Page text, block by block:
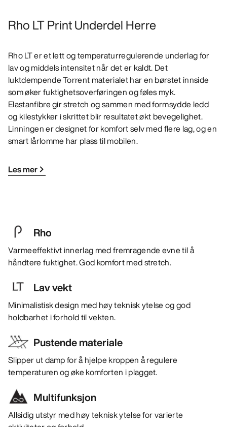
Rho LT Print Underdel Herre
Rho LT er et lett og temperaturregulerende underlag for
lav og middels intensitet når det er kaldt. Det
luktdempende Torrent materialet har en børstet innside
som øker fuktighetsoverføringen og føles myk.
Elastanfibre gir stretch og sammen med formsydde ledd
og kilestykker i skrittet blir resultatet økt bevegelighet.
Linningen er designet for komfort selv med flere lag, og en
smart lårlomme har plass til mobilen.
Les mer
Rho
Varmeeffektivt innerlag med fremragende evne til å
håndtere fuktighet. God komfort med stretch.
Lav vekt
Minimalistisk design med høy teknisk ytelse og god
holdbarhet i forhold til vekten.
Pustende materiale
Slipper ut damp for å hjelpe kroppen å regulere
temperaturen og øke komforten i plagget.
Multifunksjon
Allsidig utstyr med høy teknisk ytelse for varierte